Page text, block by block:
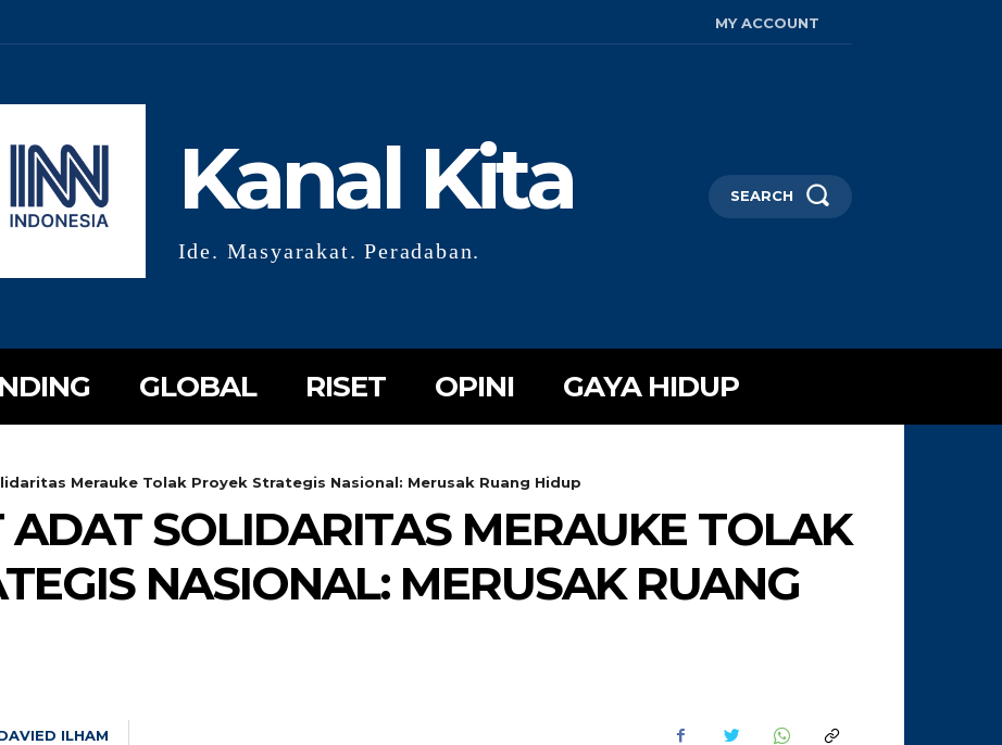
MY ACCOUNT
Kanal Kita
Ide. Masyarakat. Peradaban.
SEARCH
GLOBAL RISET OPINI GAYA HIDUP
Merauke Tolak Proyek Strategis Nasional: Merusak Ruang Hidup
SOLIDARITAS MERAUKE TOLAK
NASIONAL: MERUSAK RUANG
ILHAM